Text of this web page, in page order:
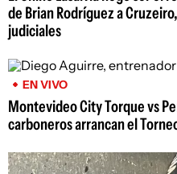
de Brian Rodríguez a
judiciales
EN VIVO
Montevideo City Torque vs
carboneros arrancan el